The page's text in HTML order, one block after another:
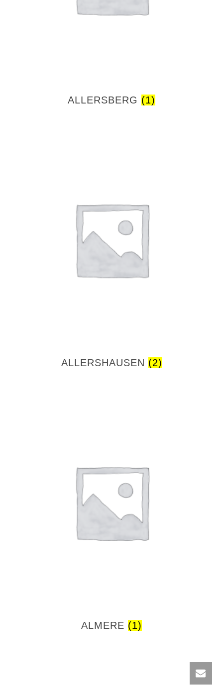
ALLERSBERG (1)
ALLERSHAUSEN (2)
ALMERE (1)